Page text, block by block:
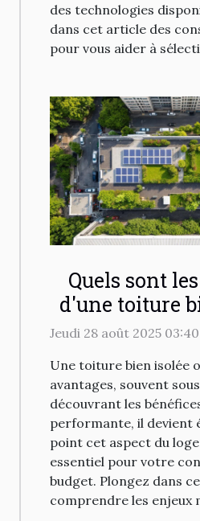
des technologies
dans cet article des
pour vous aider à
Quels sont
d'une toiture
Jeudi 28 août 2025 03:40
Une toiture bien isolée
avantages, souvent
découvrant les
performante, il devient
point cet aspect du
essentiel pour votre
budget. Plongez dans
comprendre les enjeux